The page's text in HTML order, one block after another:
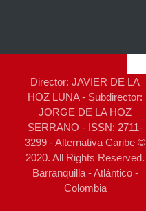
Director: JAVIER DE LA
HOZ LUNA - Subdirector:
JORGE DE LA HOZ
SERRANO - ISSN: 2711-
3299 - Alternativa Caribe ©
2020. All Rights Reserved.
Barranquilla - Atlántico -
Colombia